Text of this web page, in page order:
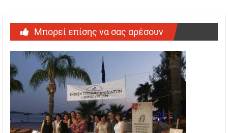
Μπορεί επίσης να σας αρέσουν